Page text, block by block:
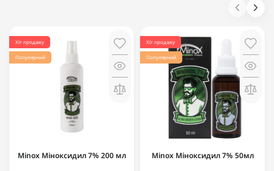
Хіт продажу
Популярний
Minox Міноксидил 7% 200 мл
Хіт продажу
Популярний
Minox Міноксидил 7% 50мл